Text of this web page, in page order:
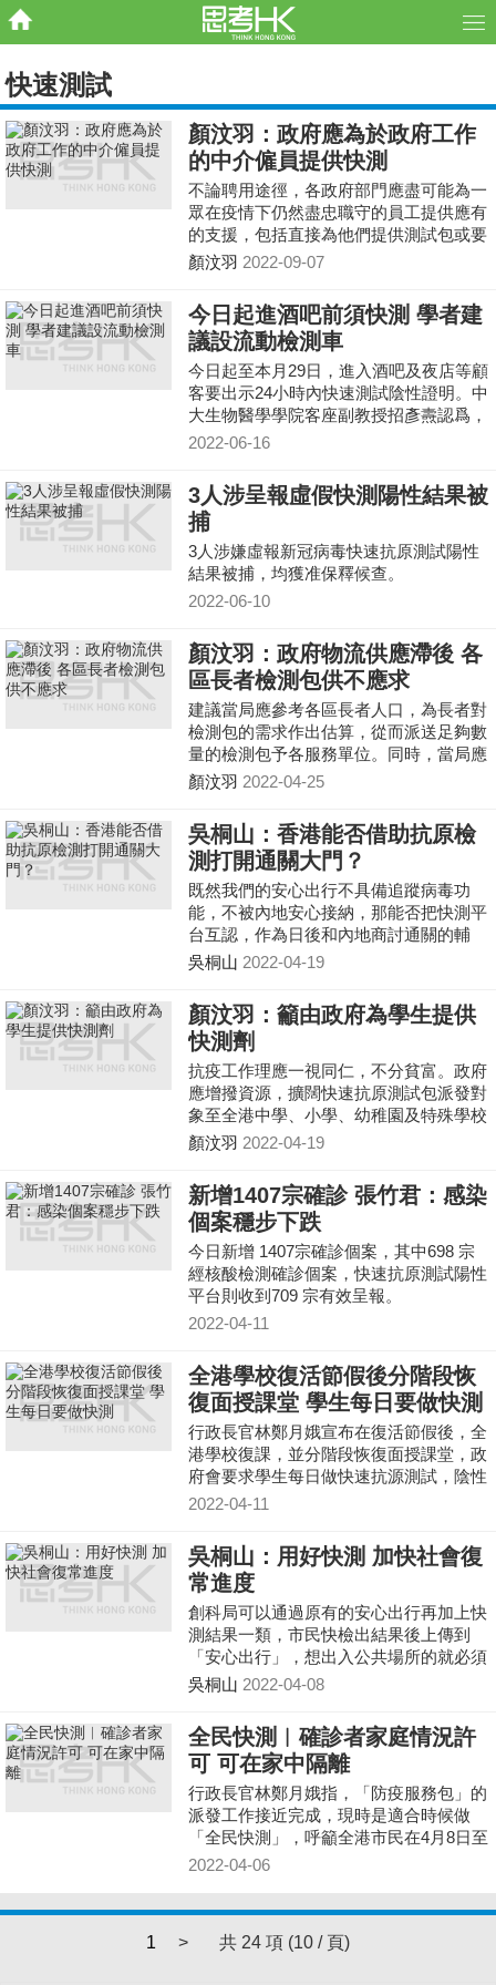
快速測試
顏汶羽：政府應為於政府工作
的中介僱員提供快測
不論聘用途徑，各政府部門應盡可能為一
眾在疫情下仍然盡忠職守的員工提供應有
的支援，包括直接為他們提供測試包或要
求中介、外判公司為他們提供測試包，支
顏汶羽 2022-09-07
今日起進酒吧前須快測 學者建
議設流動檢測車
今日起至本月29日，進入酒吧及夜店等顧
客要出示24小時內快速測試陰性證明。中
大生物醫學學院客座副教授招彥燾認爲，
有關措施是好方向，並建議在傳播風險較
排，減低爆發群組感染的風險。
2022-06-16
3人涉呈報虛假快測陽性結果被
捕
3人涉嫌虛報新冠病毒快速抗原測試陽性
結果被捕，均獲准保釋候查。
2022-06-10
顏汶羽：政府物流供應滯後 各
區長者檢測包供不應求
建議當局應參考各區長者人口，為長者對
檢測包的需求作出估算，從而派送足夠數
量的檢測包予各服務單位。同時，當局應
增加人手，為各服務單位安排補貨，以為
能回應學生每日檢測的需要，向全港所有
學生免費提供快速抗原檢測包。
顏汶羽 2022-04-25
吳桐山：香港能否借助抗原檢
測打開通關大門？
既然我們的安心出行不具備追蹤病毒功
能，不被內地安心接納，那能否把快測平
台互認，作為日後和內地商討通關的輔
助，且可多利用抗原檢測來提升開放、互
綢繆，不應再後知後覺。難道真的要港人
一直過着「世外桃源」般生活嗎？
吳桐山 2022-04-19
顏汶羽：籲由政府為學生提供
快測劑
抗疫工作理應一視同仁，不分貧富。政府
應增撥資源，擴闊快速抗原測試包派發對
象至全港中學、小學、幼稚園及特殊學校
的學生。
顏汶羽 2022-04-19
新增1407宗確診 張竹君：感染
個案穩步下跌
今日新增 1407宗確診個案，其中698 宗
經核酸檢測確診個案，快速抗原測試陽性
平台則收到709 宗有效呈報。
2022-04-11
全港學校復活節假後分階段恢
復面授課堂 學生每日要做快測
行政長官林鄭月娥宣布在復活節假後，全
港學校復課，並分階段恢復面授課堂，政
府會要求學生每日做快速抗源測試，陰性
結果才能上學。
2022-04-11
吳桐山：用好快測 加快社會復
常進度
創科局可以通過原有的安心出行再加上快
測結果一類，市民快檢出結果後上傳到
「安心出行」，想出入公共場所的就必須
憑藉快測結果，這樣就可以「推動」一些
風險。
吳桐山 2022-04-08
全民快測︱確診者家庭情況許
可 可在家中隔離
行政長官林鄭月娥指，「防疫服務包」的
派發工作接近完成，現時是適合時候做
「全民快測」，呼籲全港市民在4月8日至
10日每日自願進行快速抗原測試，希望有
2022-04-06
1 > 共 24 項 (10 / 頁)